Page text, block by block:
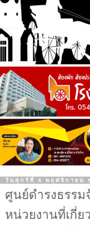
วันศุกร์ที่ 4 พฤศจิกายน
ศูนย์ดำรงธรรม
หน่วยงานที่เกี่ย